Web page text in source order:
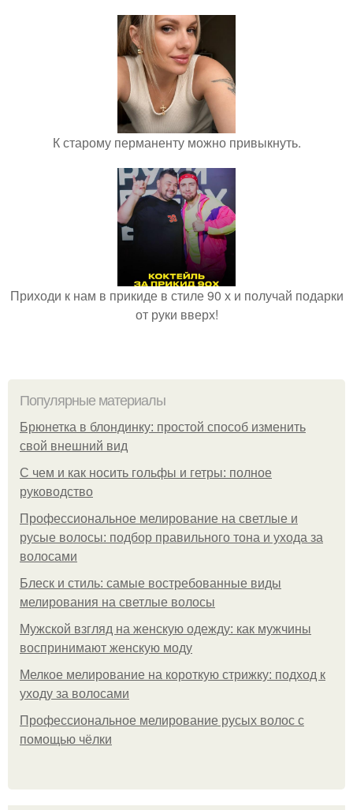
К старому перманенту можно привыкнуть.
Приходи к нам в прикиде в стиле 90 х и получай подарки
от руки вверх!
Популярные материалы
Брюнетка в блондинку: простой способ изменить
свой внешний вид
С чем и как носить гольфы и гетры: полное
руководство
Профессиональное мелирование на светлые и
русые волосы: подбор правильного тона и ухода за
волосами
Блеск и стиль: самые востребованные виды
мелирования на светлые волосы
Мужской взгляд на женскую одежду: как мужчины
воспринимают женскую моду
Мелкое мелирование на короткую стрижку: подход к
уходу за волосами
Профессиональное мелирование русых волос с
помощью чёлки